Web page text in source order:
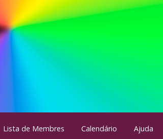
Lista de Membres Calendário Ajuda